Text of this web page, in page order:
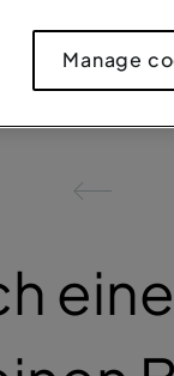
Manage